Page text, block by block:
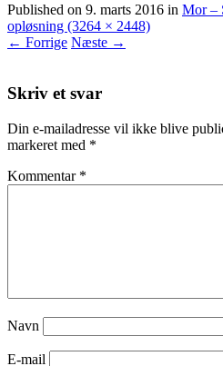
Published on 9. marts 2016 in Mor –
opløsning (3264 × 2448)
← Forrige Næste →
Skriv et svar
Din e-mailadresse vil ikke blive
markeret med *
Kommentar *
Navn
E-mail